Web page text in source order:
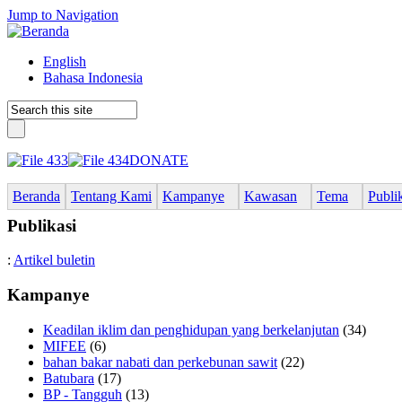
Jump to Navigation
English
Bahasa Indonesia
DONATE
Beranda Tentang Kami Kampanye Kawasan Tema
Publikasi
: Artikel buletin
Kampanye
Keadilan iklim dan penghidupan yang berkelanjutan (34)
MIFEE (6)
bahan bakar nabati dan perkebunan sawit (22)
Batubara (17)
BP - Tangguh (13)